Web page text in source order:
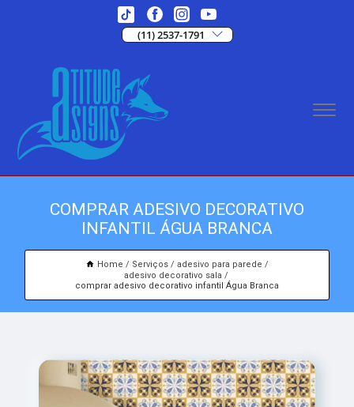
(11) 2537-1791
COMPRAR ADESIVO DECORATIVO
INFANTIL ÁGUA BRANCA
Home Serviços
adesivo para parede
adesivo decorativo sala
comprar adesivo decorativo infantil Água Branca